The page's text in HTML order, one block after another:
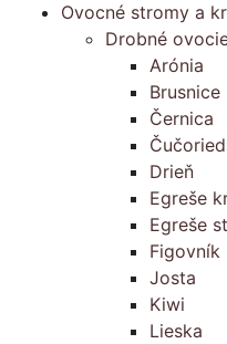
Ovocné stromy a
Drobné
Arónia
Brusnice
Černica
Drieň
Egreše
Egreše
Figovník
Josta
Kiwi
Lieska